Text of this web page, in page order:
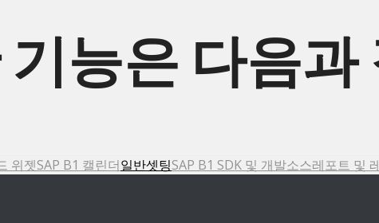
능은 다음과
위젯SAP B1 캘린더일반셋팅SAP B1 SDK 및 개발소스레포트 및